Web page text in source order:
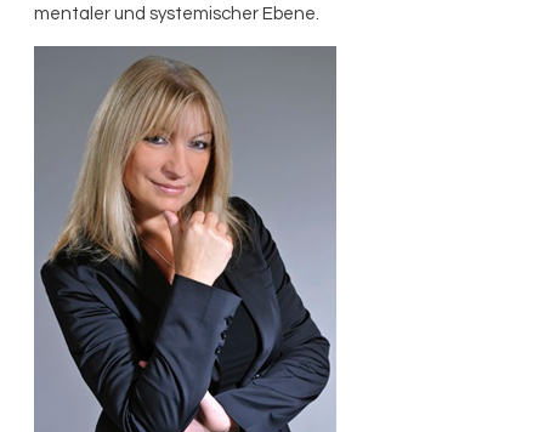
mentaler und systemischer Ebene.